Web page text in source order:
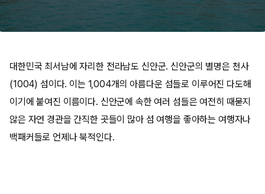
대한민국 최서남에 자리한 전라남도 신안군. 신안군의 별명은 천사
(1004) 섬이다. 이는 1,004개의 아름다운 섬들로 이루어진 다도해
이기에 붙여진 이름이다. 신안군에 속한 여러 섬들은 여전히 때묻지
않은 자연 경관을 간직한 곳들이 많아 섬 여행을 좋아하는 여행자나
백패커들로 언제나 북적인다.